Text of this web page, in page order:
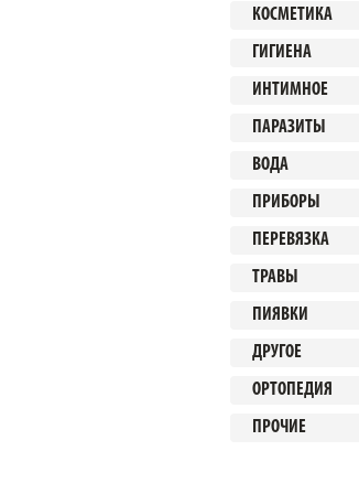
КОСМЕТИКА
ГИГИЕНА
ИНТИМНОЕ
ПАРАЗИТЫ
ВОДА
ПРИБОРЫ
ПЕРЕВЯЗКА
ТРАВЫ
ПИЯВКИ
ДРУГОЕ
ОРТОПЕДИЯ
ПРОЧИЕ